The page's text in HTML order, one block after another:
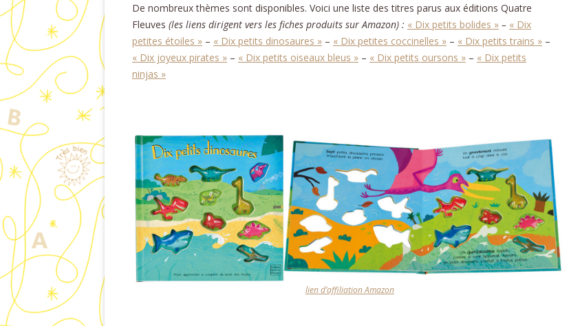
De nombreux thèmes sont disponibles. Voici une liste des titres parus aux éditions Quatre
Fleuves (les liens dirigent vers les fiches produits sur Amazon) : « Dix petits bolides » – « Dix
petites étoiles » – « Dix petits dinosaures » – « Dix petites coccinelles » – « Dix petits trains » –
« Dix joyeux pirates » – « Dix petits oiseaux bleus » – « Dix petits oursons » – « Dix petits
ninjas »
lien d’affiliation Amazon